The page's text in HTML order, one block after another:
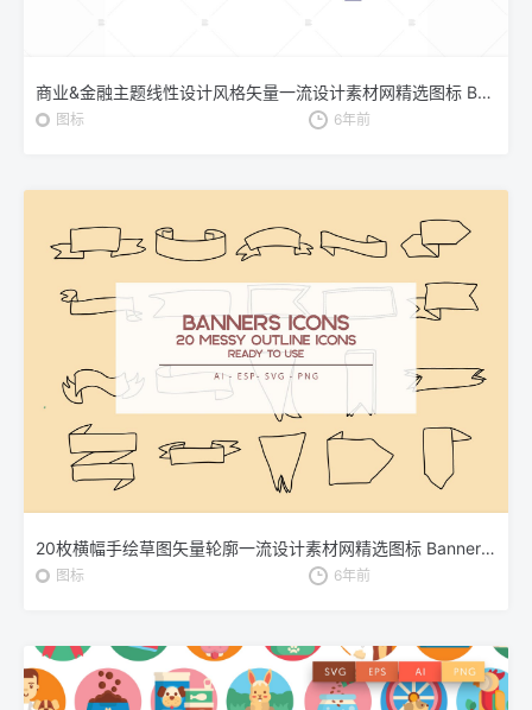
商业&金融主题线性设计风格矢量一流设计素材网精选图标 Business and finance – line design style icons set
图标 6年前
20枚横幅手绘草图矢量轮廓一流设计素材网精选图标 Banners outline Icons Set
图标 6年前